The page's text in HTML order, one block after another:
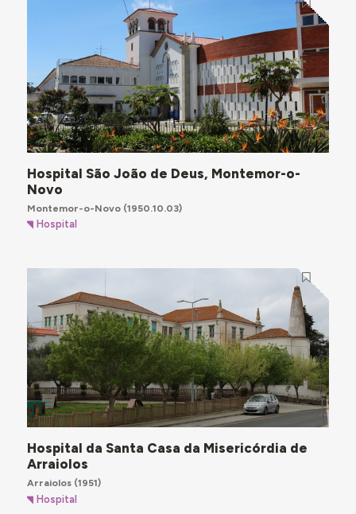
Hospital São João de Deus, Montemor-o-
Novo
Montemor-o-Novo(1950.10.03)
Hospital
Hospital da Santa Casa da Misericórdia de
Arraiolos
Arraiolos(1951)
Hospital